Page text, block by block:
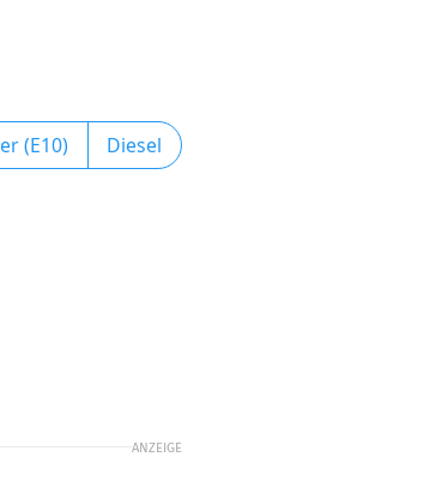
(E10) Diesel
ANZEIGE